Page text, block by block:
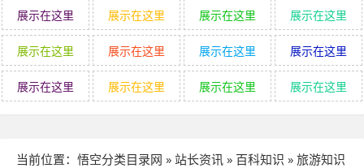
展示在这里 展示在这里 展示在这里 展示在这里
展示在这里 展示在这里 展示在这里 展示在这里
展示在这里 展示在这里 展示在这里 展示在这里
当前位置： 悟空分类目录网 » 站长资讯 » 百科知识 » 旅游知识